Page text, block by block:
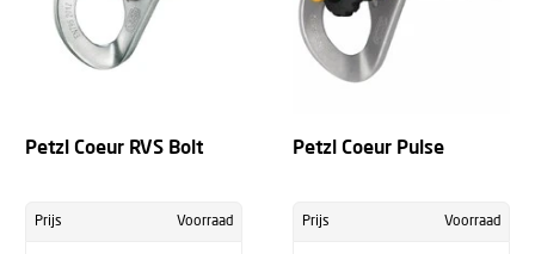
Petzl Coeur RVS Bolt
Prijs Voorraad
Petzl Coeur Pulse
Prijs Voorraad